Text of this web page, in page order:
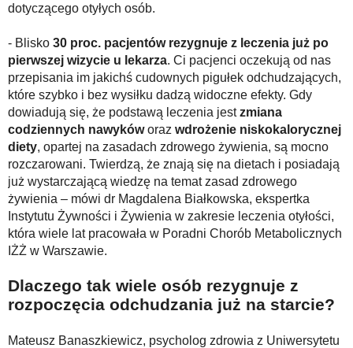
dotyczącego otyłych osób.
- Blisko 30 proc. pacjentów rezygnuje z leczenia już po
pierwszej wizycie u lekarza. Ci pacjenci oczekują od nas
przepisania im jakichś cudownych pigułek odchudzających,
które szybko i bez wysiłku dadzą widoczne efekty. Gdy
dowiadują się, że podstawą leczenia jestzmiana
codziennych nawykóworaz wdrożenie niskokalorycznej
diety, opartej na zasadach zdrowego żywienia, są mocno
rozczarowani. Twierdzą, że znają się na dietach i posiadają
już wystarczającą wiedzę na temat zasad zdrowego
żywienia – mówi dr Magdalena Białkowska, ekspertka
Instytutu Żywności i Żywienia w zakresie leczenia otyłości,
która wiele lat pracowała w Poradni Chorób Metabolicznych
IŻŻ w Warszawie.
Dlaczego tak wiele osób rezygnuje z
rozpoczęcia odchudzania już na starcie?
Mateusz Banaszkiewicz, psycholog zdrowia z Uniwersytetu